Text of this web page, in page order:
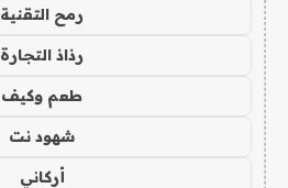
رمح التقنية
رذاذ التجارة
طعم وكيف
شهود نت
أركاني